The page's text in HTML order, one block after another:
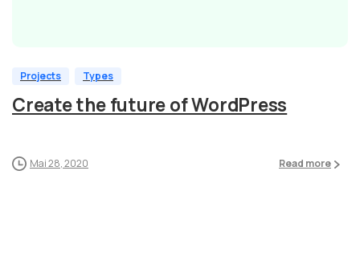
Projects Types
Create the future of WordPress
Mai 28, 2020 Read more